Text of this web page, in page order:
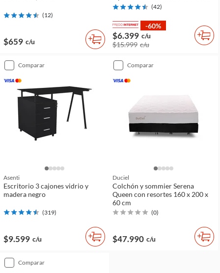
(12)
$659 c/u
(42)
-60%
$6.399 c/u
$15.999 c/u
comparar
Asenti
Escritorio 3 cajones vidrio y
madera negro
(319)
$9.599 c/u
comparar
Duciel
Colchón y sommier Serena
Queen con resortes 160 x 200 x
60 cm
(0)
$47.990 c/u
comparar